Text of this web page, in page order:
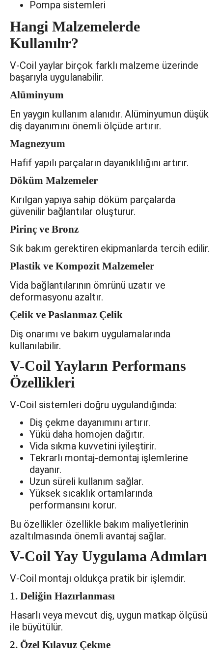
Pompa sistemleri
Hangi Malzemelerde
Kullanılır?
V-Coil yaylar birçok farklı malzeme üzerinde
başarıyla uygulanabilir.
Alüminyum
En yaygın kullanım alanıdır. Alüminyumun düşük
diş dayanımını önemli ölçüde artırır.
Magnezyum
Hafif yapılı parçaların dayanıklılığını artırır.
Döküm Malzemeler
Kırılgan yapıya sahip döküm parçalarda
güvenilir bağlantılar oluşturur.
Pirinç ve Bronz
Sık bakım gerektiren ekipmanlarda tercih edilir.
Plastik ve Kompozit Malzemeler
Vida bağlantılarının ömrünü uzatır ve
deformasyonu azaltır.
Çelik ve Paslanmaz Çelik
Diş onarımı ve bakım uygulamalarında
kullanılabilir.
V-Coil Yayların Performans
Özellikleri
V-Coil sistemleri doğru uygulandığında:
Diş çekme dayanımını artırır.
Yükü daha homojen dağıtır.
Vida sıkma kuvvetini iyileştirir.
Tekrarlı montaj-demontaj işlemlerine
dayanır.
Uzun süreli kullanım sağlar.
Yüksek sıcaklık ortamlarında
performansını korur.
Bu özellikler özellikle bakım maliyetlerinin
azaltılmasında önemli avantaj sağlar.
V-Coil Yay Uygulama Adımları
V-Coil montajı oldukça pratik bir işlemdir.
1. Deliğin Hazırlanması
Hasarlı veya mevcut diş, uygun matkap ölçüsü
ile büyütülür.
2. Özel Kılavuz Çekme